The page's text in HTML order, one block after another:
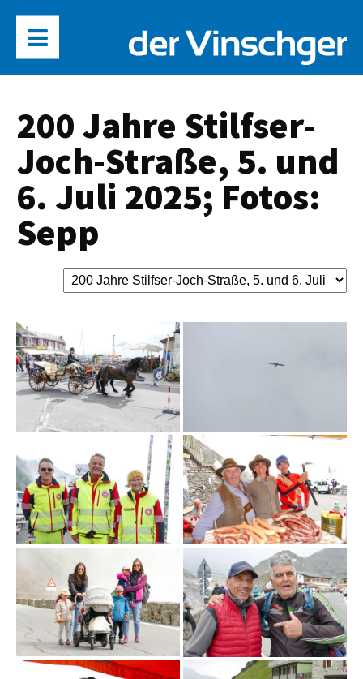
200 Jahre Stilfser-
Joch-Straße, 5. und
6. Juli 2025; Fotos:
Sepp